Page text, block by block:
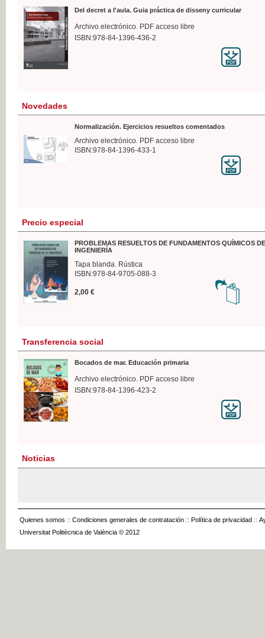
Del decret a l'aula. Guia práctica de disseny curricular
Archivo electrónico. PDF acceso libre
ISBN:978-84-1396-436-2
Novedades
Normalización. Ejercicios resueltos comentados
Archivo electrónico. PDF acceso libre
ISBN:978-84-1396-433-1
Precio especial
PROBLEMAS RESUELTOS DE FUNDAMENTOS QUÍMICOS
INGENIERÍA
Tapa blanda. Rústica
ISBN:978-84-9705-088-3
2,00 €
Transferencia social
Bocados de mar. Educación primaria
Archivo electrónico. PDF acceso libre
ISBN:978-84-1396-423-2
Noticias
Quienes somos :: Condiciones generales de contratación :: Política de privacidad ::
Universitat Politècnica de València © 2012